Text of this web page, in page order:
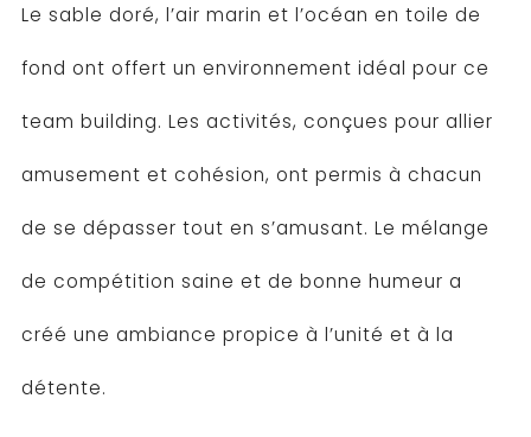
Le sable doré, l’air marin et l’océan en toile de
fond ont offert un environnement idéal pour ce
team building. Les activités, conçues pour allier
amusement et cohésion, ont permis à chacun
de se dépasser tout en s’amusant. Le mélange
de compétition saine et de bonne humeur a
créé une ambiance propice à l’unité et à la
détente.